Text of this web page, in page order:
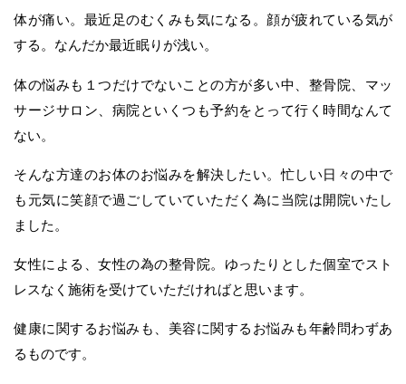
体が痛い。最近足のむくみも気になる。顔が疲れている気が
する。なんだか最近眠りが浅い。
体の悩みも１つだけでないことの方が多い中、整骨院、マッ
サージサロン、病院といくつも予約をとって行く時間なんて
ない。
そんな方達のお体のお悩みを解決したい。忙しい日々の中で
も元気に笑顔で過ごしていていただく為に当院は開院いたし
ました。
女性による、女性の為の整骨院。ゆったりとした個室でスト
レスなく施術を受けていただければと思います。
健康に関するお悩みも、美容に関するお悩みも年齢問わずあ
るものです。